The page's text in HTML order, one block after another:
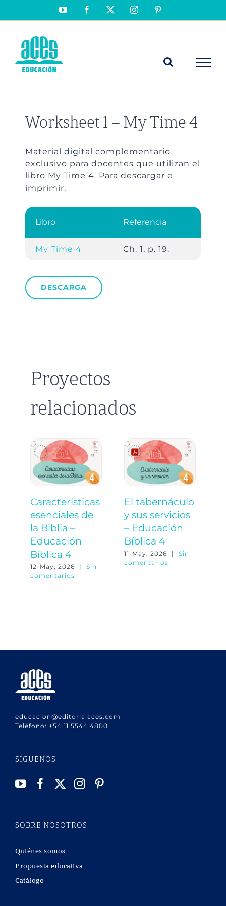
YouTubeFacebook Instagram
Worksheet 1 – My Time 4
Material digital complementario
exclusivo para docentes que utilizan el
libro My Time 4. Para descargar e
imprimir.
Libro Referencia
My Time 4 Ch. 1, p. 19.
DESCARGA
Proyectos
relacionados
Características
esenciales de
la Biblia –
Educación
Bíblica 4
12-May, 2026 |
Sin
comentarios
El tabernáculo
y sus servicios
– Educación
Bíblica 4
11-May, 2026 |
Sin
comentarios
educacion@editorialaces.com
Teléfono: +54 11 5544 4800
SÍGUENOS
SOBRE NOSOTROS
Quiénes somos
Propuesta educativa
Catálogo